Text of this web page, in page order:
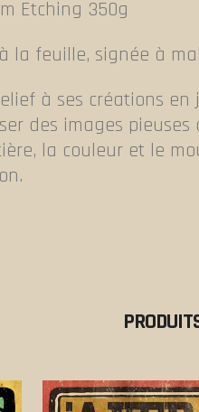
Etching 350g
la feuille, signée à
à ses créations
des images
la couleur et le